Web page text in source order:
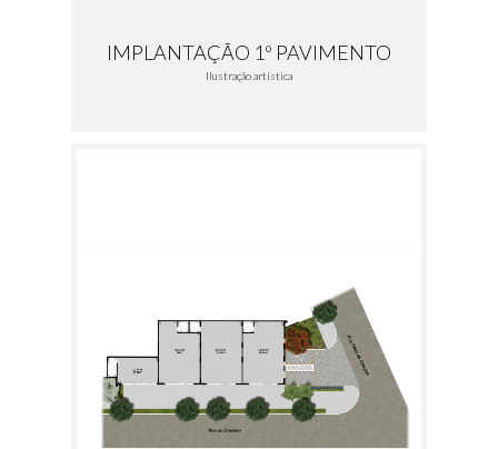
IMPLANTAÇÃO 1º PAVIMENTO
Ilustração artística